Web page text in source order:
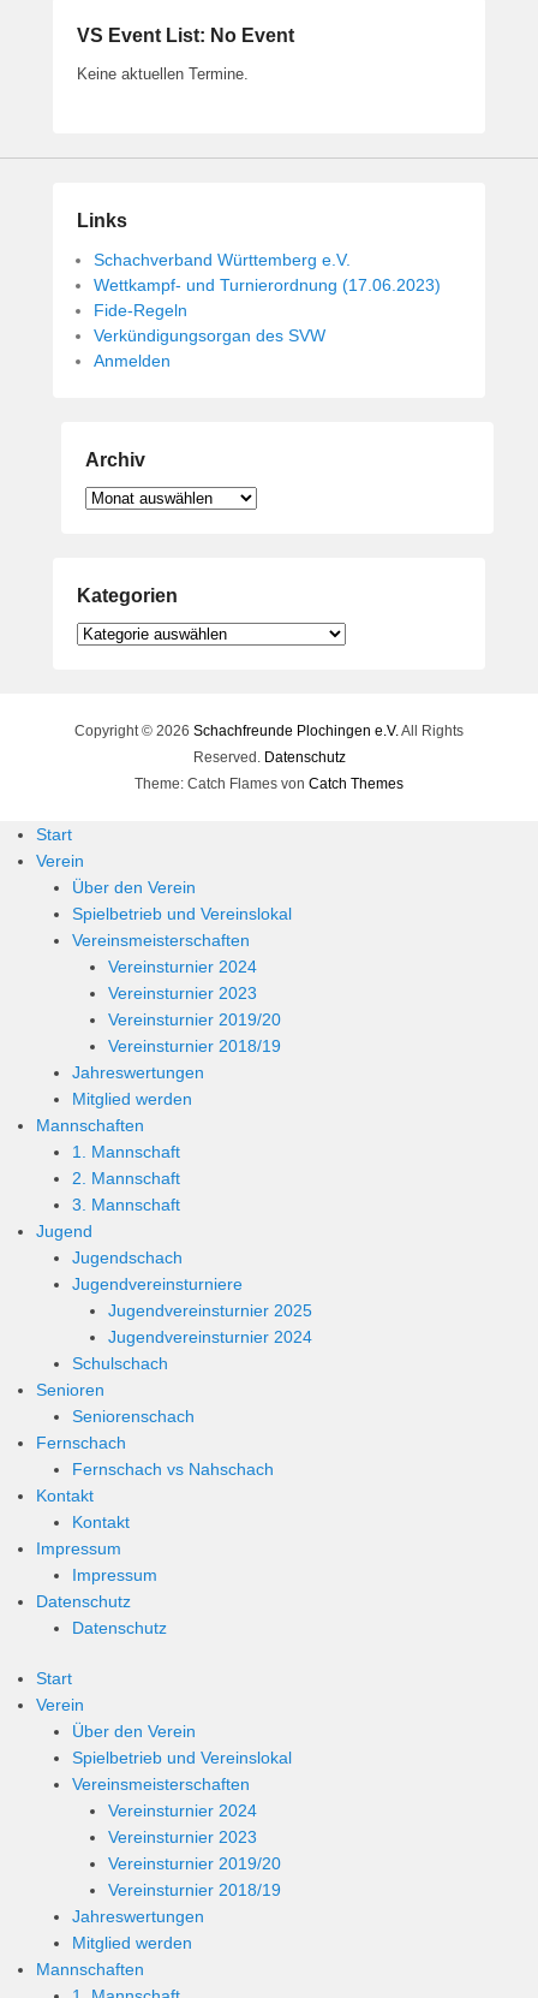
VS Event List: No Event
Keine aktuellen Termine.
Links
Schachverband Württemberg e.V.
Wettkampf- und Turnierordnung (17.06.2023)
Fide-Regeln
Verkündigungsorgan des SVW
Anmelden
Archiv
Archiv
Kategorien
Kategorien
Copyright © 2026 Schachfreunde Plochingen e.V. All Rights
Reserved. Datenschutz
Theme: Catch Flames von Catch Themes
Start
Verein
Über den Verein
Spielbetrieb und Vereinslokal
Vereinsmeisterschaften
Vereinsturnier 2024
Vereinsturnier 2023
Vereinsturnier 2019/20
Vereinsturnier 2018/19
Jahreswertungen
Mitglied werden
Mannschaften
1. Mannschaft
2. Mannschaft
3. Mannschaft
Jugend
Jugendschach
Jugendvereinsturniere
Jugendvereinsturnier 2025
Jugendvereinsturnier 2024
Schulschach
Senioren
Seniorenschach
Fernschach
Fernschach vs Nahschach
Kontakt
Kontakt
Impressum
Impressum
Datenschutz
Datenschutz
Start
Verein
Über den Verein
Spielbetrieb und Vereinslokal
Vereinsmeisterschaften
Vereinsturnier 2024
Vereinsturnier 2023
Vereinsturnier 2019/20
Vereinsturnier 2018/19
Jahreswertungen
Mitglied werden
Mannschaften